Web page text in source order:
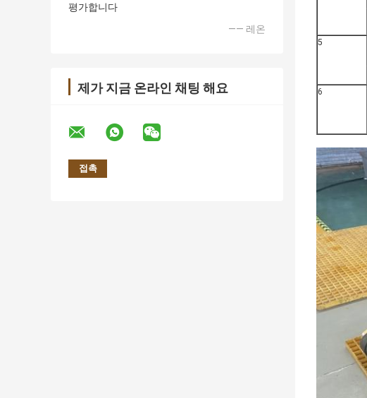
평가합니다
—— 레온
제가 지금 온라인 채팅 해요
5
6